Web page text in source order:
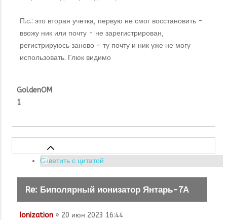
П.с.: это вторая учетка, первую не смог восстановить -
ввожу ник или почту - не зарегистрирован,
регистрируюсь заново - ту почту и ник уже не могу
использовать. Глюк видимо
GoldenOM
1
Ответить с цитатой
Re: Биполярный ионизатор Янтарь-7А
Ionization » 20 июн 2023 16:44